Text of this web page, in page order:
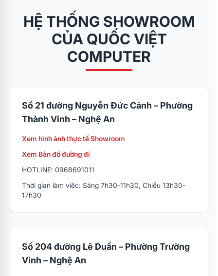
HỆ THỐNG SHOWROOM
CỦA QUỐC VIỆT
COMPUTER
Số 21 đường Nguyễn Đức Cảnh – Phường
Thành Vinh – Nghệ An
Xem hình ảnh thực tế Showroom
Xem Bản đồ đường đi
HOTLINE: 0968691011
Thời gian làm việc: Sáng 7h30-11h30, Chiều 13h30-
17h30
Số 204 đường Lê Duẩn – Phường Trường
Vinh – Nghệ An